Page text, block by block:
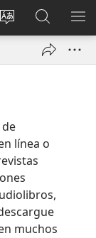
Cambiar
del sitio
en
jw.org
línea o
muchos